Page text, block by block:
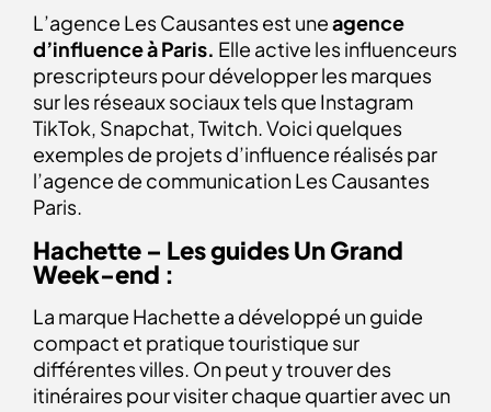
L’agence Les Causantes est uneagence
d’influence à Paris. Elle active les influenceurs
prescripteurs pour développer les marques
sur les réseaux sociaux tels que Instagram
TikTok, Snapchat, Twitch. Voici quelques
exemples de projets d’influence réalisés par
l’agence de communication Les Causantes
Paris.
Hachette – Les guides Un Grand
Week-end :
La marque Hachette a développé un guide
compact et pratique touristique sur
différentes villes. On peut y trouver des
itinéraires pour visiter chaque quartier avec un